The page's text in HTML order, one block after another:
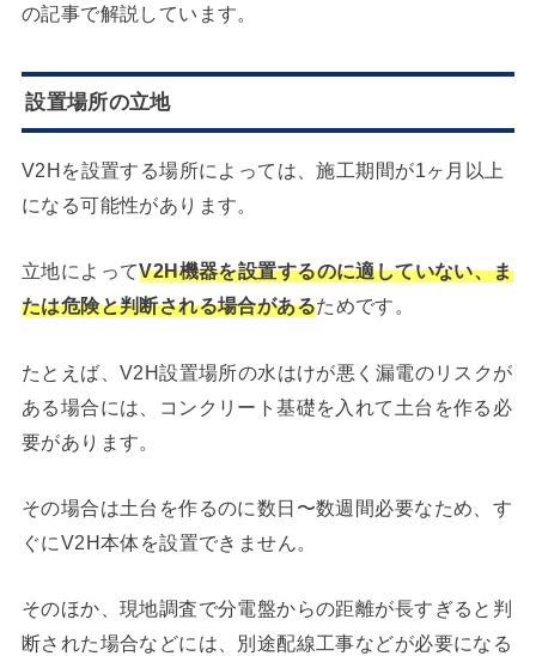
の記事で解説しています。
設置場所の立地
V2Hを設置する場所によっては、施工期間が1ヶ月以上
になる可能性があります。
立地によってV2H機器を設置するのに適していない、ま
たは危険と判断される場合があるためです。
たとえば、V2H設置場所の水はけが悪く漏電のリスクが
ある場合には、コンクリート基礎を入れて土台を作る必
要があります。
その場合は土台を作るのに数日〜数週間必要なため、す
ぐにV2H本体を設置できません。
そのほか、現地調査で分電盤からの距離が長すぎると判
断された場合などには、別途配線工事などが必要になる